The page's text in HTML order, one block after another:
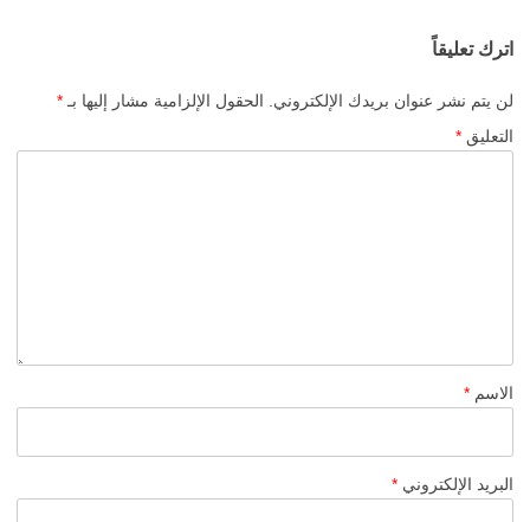
اترك تعليقاً
لن يتم نشر عنوان بريدك الإلكتروني. الحقول الإلزامية مشار إليها بـ *
التعليق *
الاسم *
البريد الإلكتروني *